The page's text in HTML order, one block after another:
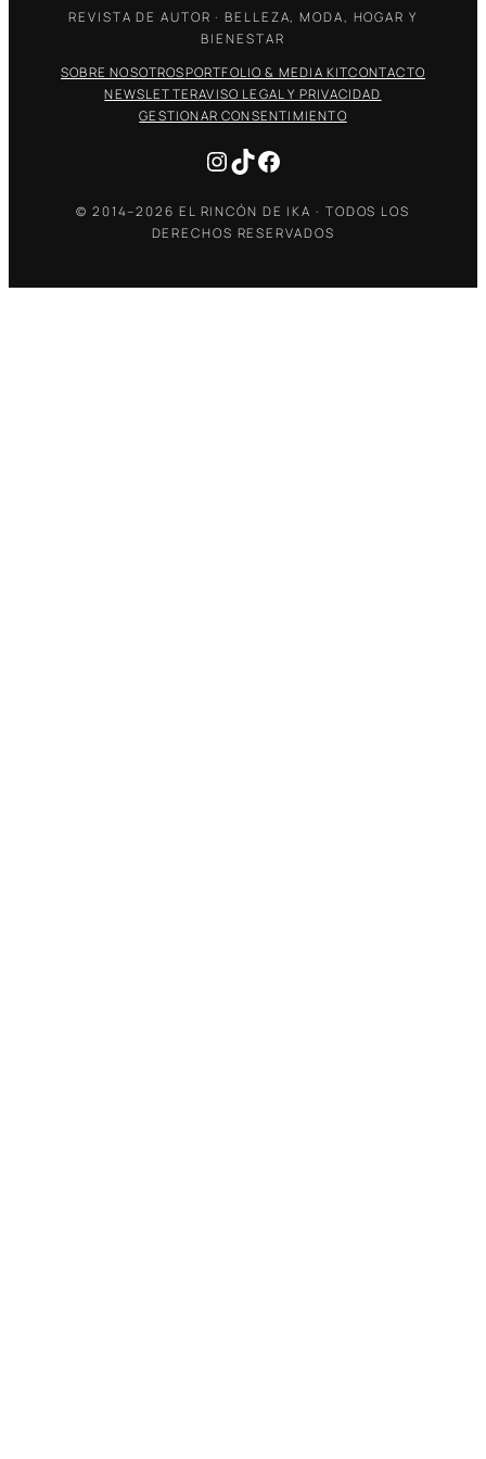
REVISTA DE AUTOR · BELLEZA, MODA, HOGAR Y
BIENESTAR
SOBRE NOSOTROSPORTFOLIO & MEDIA KITCONTACTO
NEWSLETTERAVISO LEGAL Y PRIVACIDAD
GESTIONAR CONSENTIMIENTO
Instagram
TikTokFacebook
© 2014–2026 EL RINCÓN DE IKA · TODOS LOS
DERECHOS RESERVADOS